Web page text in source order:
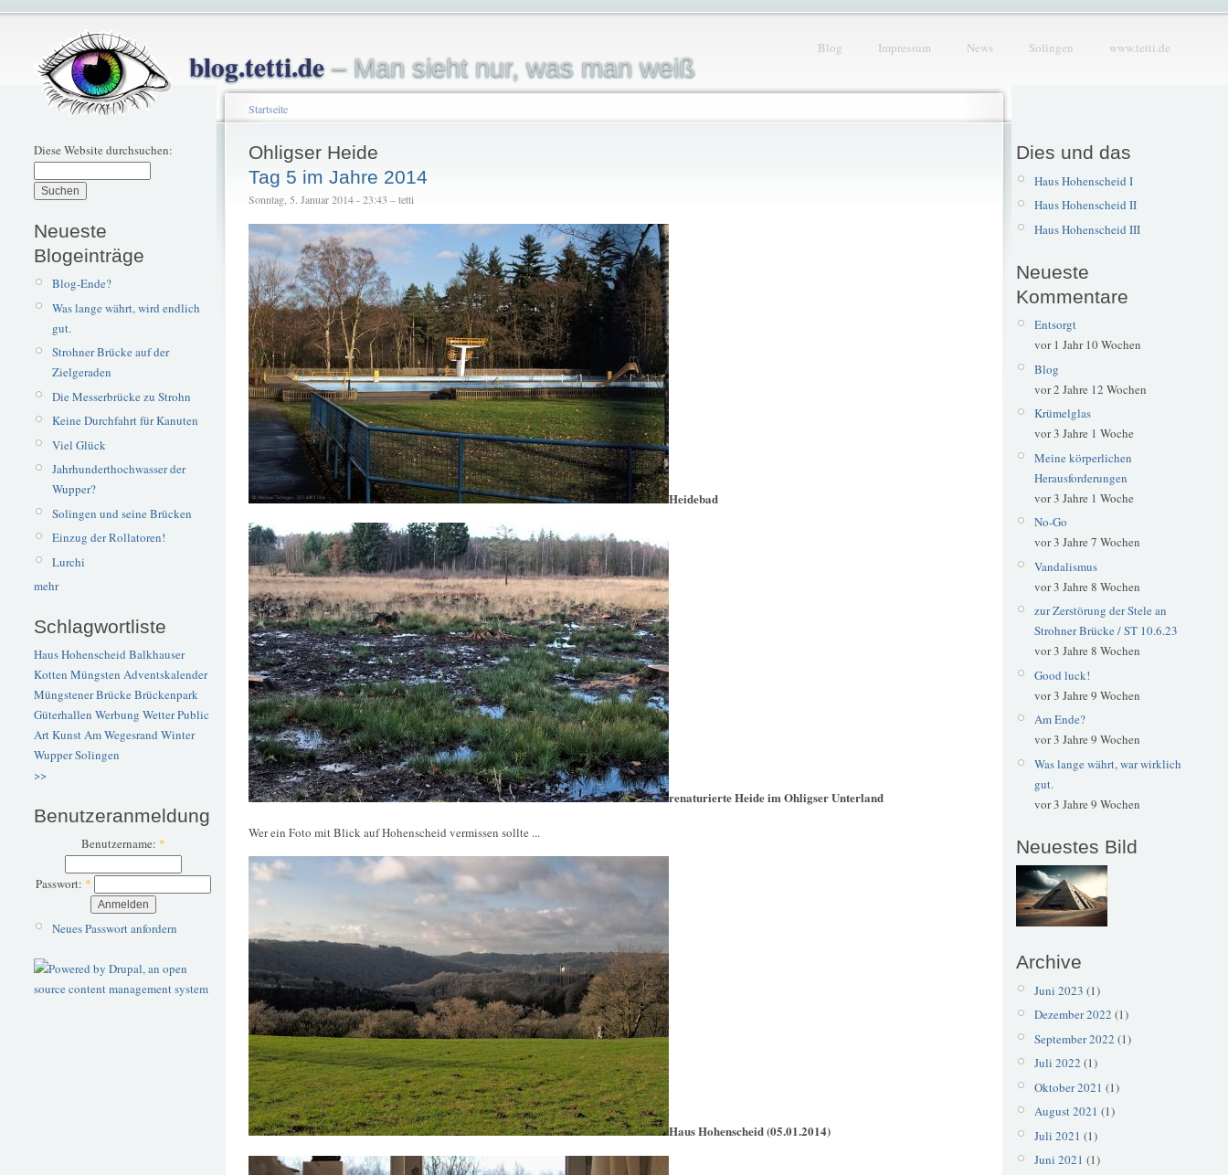
blog.tetti.de– Man sieht nur, was man weiß
Blog Impressum News Solingen www.tetti.de
Diese Website durchsuchen:
Neueste
Blogeinträge
Blog-Ende?
Was lange währt, wird endlich
gut.
Strohner Brücke auf der
Zielgeraden
Die Messerbrücke zu Strohn
Keine Durchfahrt für Kanuten
Viel Glück
Jahrhunderthochwasser der
Wupper?
Solingen und seine Brücken
Einzug der Rollatoren!
Lurchi
mehr
Schlagwortliste
Haus Hohenscheid Balkhauser
Kotten Müngsten Adventskalender
Müngstener BrückeBrückenpark
Güterhallen Werbung WetterPublic
ArtKunstAm Wegesrand Winter
WupperSolingen
>>
Benutzeranmeldung
Benutzername: *
Passwort: *
Neues Passwort anfordern
Startseite
Ohligser Heide
Tag 5 im Jahre 2014
Sonntag, 5. Januar 2014 - 23:43 – tetti
Heidebad
renaturierte Heide im Ohligser Unterland
Wer ein Foto mit Blick auf Hohenscheid vermissen sollte ...
Haus Hohenscheid (05.01.2014)
Dies und das
Haus Hohenscheid I
Haus Hohenscheid II
Haus Hohenscheid III
Neueste
Kommentare
Entsorgt
vor 1 Jahr 10 Wochen
Blog
vor 2 Jahre 12 Wochen
Krümelglas
vor 3 Jahre 1 Woche
Meine körperlichen
Herausforderungen
vor 3 Jahre 1 Woche
No-Go
vor 3 Jahre 7 Wochen
Vandalismus
vor 3 Jahre 8 Wochen
zur Zerstörung der Stele an
Strohner Brücke / ST 10.6.23
vor 3 Jahre 8 Wochen
Good luck!
vor 3 Jahre 9 Wochen
Am Ende?
vor 3 Jahre 9 Wochen
Was lange währt, war wirklich
gut.
vor 3 Jahre 9 Wochen
Neuestes Bild
Archive
Juni 2023 (1)
Dezember 2022 (1)
September 2022 (1)
Juli 2022 (1)
Oktober 2021 (1)
August 2021 (1)
Juli 2021 (1)
Juni 2021 (1)